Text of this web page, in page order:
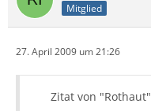
Mitglied
27. April 2009 um 21:26
Zitat von "Rothaut"